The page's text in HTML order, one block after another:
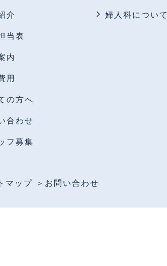
介
当表
内
用
の方へ
合わせ
フ募集
婦人科について
マップ ＞お問い合わせ